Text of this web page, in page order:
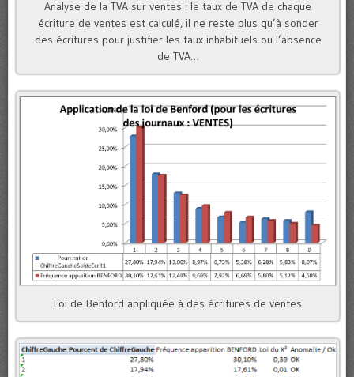
Analyse de la TVA sur ventes : le taux de TVA de chaque
écriture de ventes est calculé, il ne reste plus qu’à sonder
des écritures pour justifier les taux inhabituels ou l’absence
de TVA…
Loi de Benford appliquée à des écritures de ventes